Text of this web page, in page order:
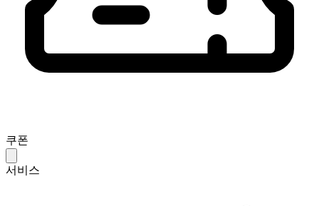
쿠폰
서비스